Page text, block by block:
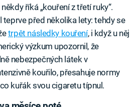
říká „kouření z třetí ruky“.
před několika lety: tehdy se
trpět následky kouření, i když u něj
výzkum upozornil, že
nebezpečných látek v
kouřilo, přesahuje normy
kuřák svou cigaretu típnul.